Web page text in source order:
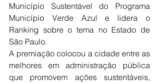
Município Sustentável do Programa
Município Verde Azul e lidera o
Ranking sobre o tema no Estado de
São Paulo.
A premiação colocou a cidade entre as
melhores em administração pública
que promovem ações sustentáveis,